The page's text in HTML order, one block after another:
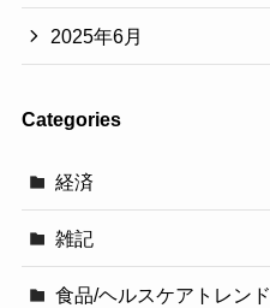
2025年6月
Categories
経済
雑記
食品/ヘルスケアトレンド